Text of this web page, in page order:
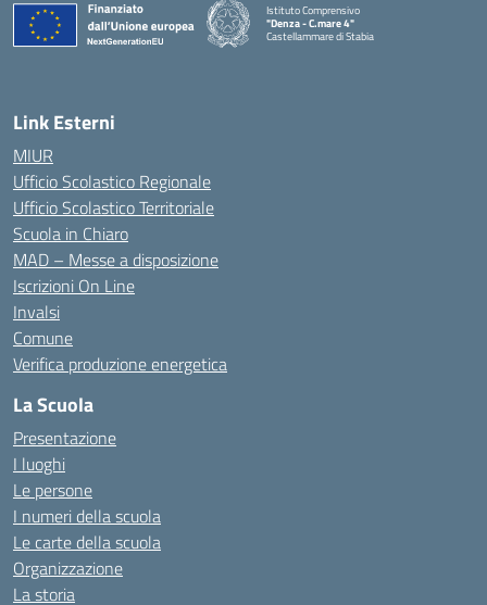
Istituto Comprensivo
"Denza - C.mare 4"
Castellammare di Stabia
Link Esterni
MIUR
Ufficio Scolastico Regionale
Ufficio Scolastico Territoriale
Scuola in Chiaro
MAD – Messe a disposizione
Iscrizioni On Line
Invalsi
Comune
Verifica produzione energetica
La Scuola
Presentazione
I luoghi
Le persone
I numeri della scuola
Le carte della scuola
Organizzazione
La storia